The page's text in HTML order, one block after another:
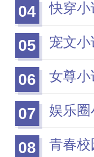
04 快穿小
05 宠文
06 女尊小
07 娱乐
08 青春